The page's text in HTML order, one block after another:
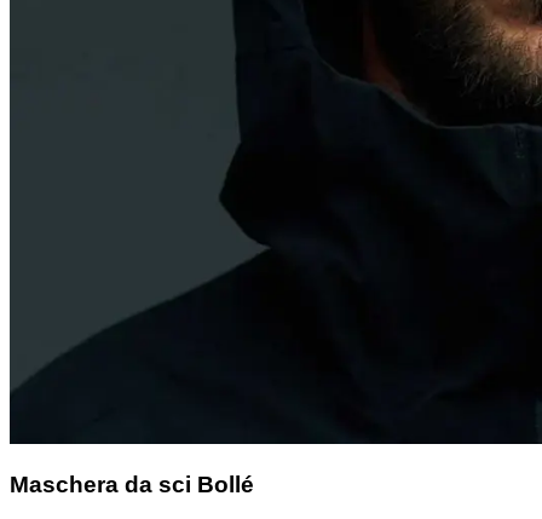
Maschera da sci Bollé